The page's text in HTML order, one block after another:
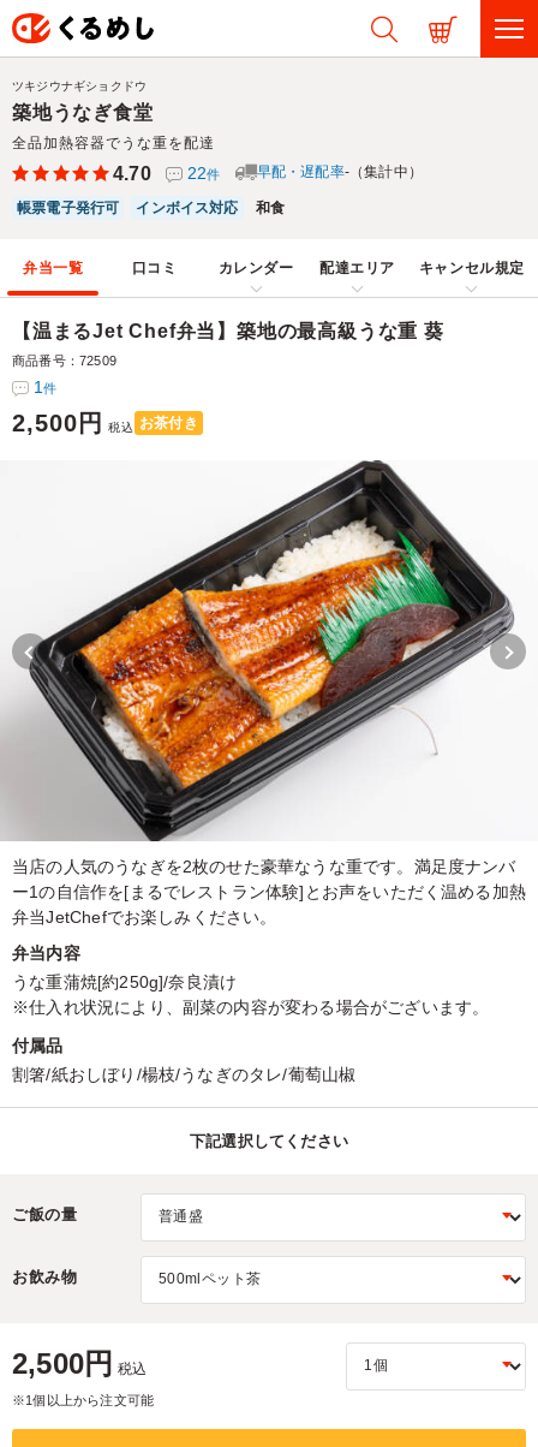
築地うなぎ食堂
全品加熱容器でうな重を配達
ツキジウナギショクドウ
4.70 22件 早配・遅配率-（集計中）
帳票電子発行可 インボイス対応 和食
弁当一覧 口コミ カレンダー 配達エリア キャンセル規定
【温まるJet Chef弁当】築地の最高級うな重 葵
商品番号：72509
1件
2,500円 税込 お茶付き
当店の人気のうなぎを2枚のせた豪華なうな重です。満足度ナンバ
ー1の自信作を[まるでレストラン体験]とお声をいただく温める加熱
弁当JetChefでお楽しみください。
弁当内容
うな重蒲焼[約250g]/奈良漬け
※仕入れ状況により、副菜の内容が変わる場合がございます。
付属品
割箸/紙おしぼり/楊枝/うなぎのタレ/葡萄山椒
下記選択してください
ご飯の量
お飲み物
2,500円 税込
※1個以上から注文可能